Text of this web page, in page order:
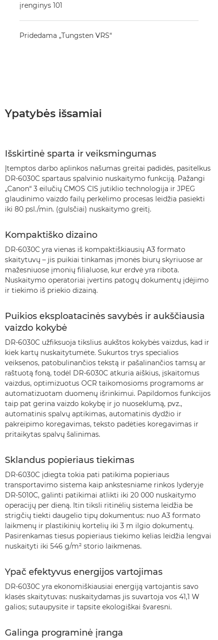
įrenginys 101
Pridedama „Tungsten VRS“
Ypatybės išsamiai
Išskirtinė sparta ir veiksmingumas
Įtemptos darbo aplinkos našumas greitai padidės, pasitelkus
DR-6030C spartaus spalvinio nuskaitymo funkciją. Pažangi
„Canon“ 3 eilučių CMOS CIS jutiklio technologija ir JPEG
glaudinimo vaizdo failų perkėlimo procesas leidžia pasiekti
iki 80 psl./min. (gulsčiai) nuskaitymo greitį.
Kompaktiško dizaino
DR-6030C yra vienas iš kompaktiškiausių A3 formato
skaitytuvų – jis puikiai tinkamas įmonės biurų skyriuose ar
mažesniuose įmonių filialuose, kur erdvė yra ribota.
Nuskaitymo operatoriai įvertins patogų dokumentų įdėjimo
ir tiekimo iš priekio dizainą.
Puikios eksploatacinės savybės ir aukščiausia
vaizdo kokybė
DR-6030C užfiksuoja tikslius aukštos kokybės vaizdus, kad ir
kiek kartų nuskaitytumėte. Sukurtos trys specialios
veiksenos, patobulinančios tekstą ir pašalinančios tamsų ar
raštuotą foną, todėl DR-6030C atkuria aiškius, įskaitomus
vaizdus, optimizuotus OCR taikomosioms programoms ar
automatizuotam duomenų išrinkimui. Papildomos funkcijos
taip pat gerina vaizdo kokybę ir jo nuoseklumą, pvz.,
automatinis spalvų aptikimas, automatinis dydžio ir
pakreipimo koregavimas, teksto padėties koregavimas ir
pritaikytas spalvų šalinimas.
Sklandus popieriaus tiekimas
DR-6030C įdiegta tokia pati patikima popieriaus
transportavimo sistema kaip ankstesniame rinkos lyderyje
DR-5010C, galinti patikimai atlikti iki 20 000 nuskaitymo
operacijų per dieną. Itin tiksli ritinėlių sistema leidžia be
strigčių tiekti daugelio tipų dokumentus: nuo A3 formato
laikmenų ir plastikinių kortelių iki 3 m ilgio dokumentų.
Pasirenkamas tiesus popieriaus tiekimo kelias leidžia lengvai
nuskaityti iki 546 g/m² storio laikmenas.
Ypač efektyvus energijos vartojimas
DR-6030C yra ekonomiškiausiai energiją vartojantis savo
klasės skaitytuvas: nuskaitydamas jis suvartoja vos 41,1 W
galios; sutaupysite ir tapsite ekologiškai švaresni.
Galinga programinė įranga